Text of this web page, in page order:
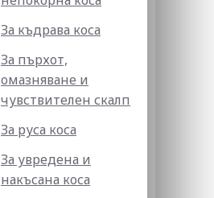
За къдрава коса
За пърхот,
омазняване и
чувствителен скалп
За руса коса
За увредена и
накъсана коса